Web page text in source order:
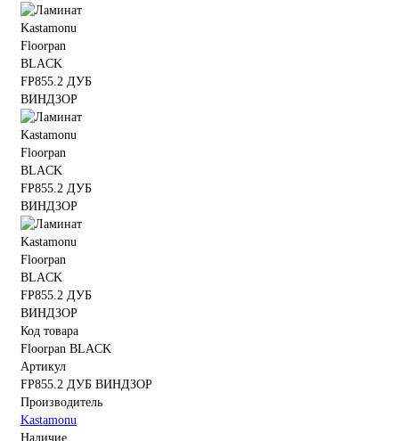
Код товара
Floorpan BLACK
Артикул
FP855.2 ДУБ ВИНДЗОР
Производитель
Kastamonu
Наличие